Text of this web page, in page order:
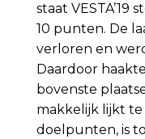
staat VESTA’19
10 punten. De
verloren en
Daardoor
bovenste
makkelijk lijkt te
doelpunten, is